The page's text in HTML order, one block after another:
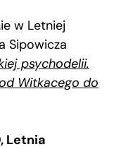
w Letniej
Sipowicza
psychodelii.
Witkacego do
Letnia